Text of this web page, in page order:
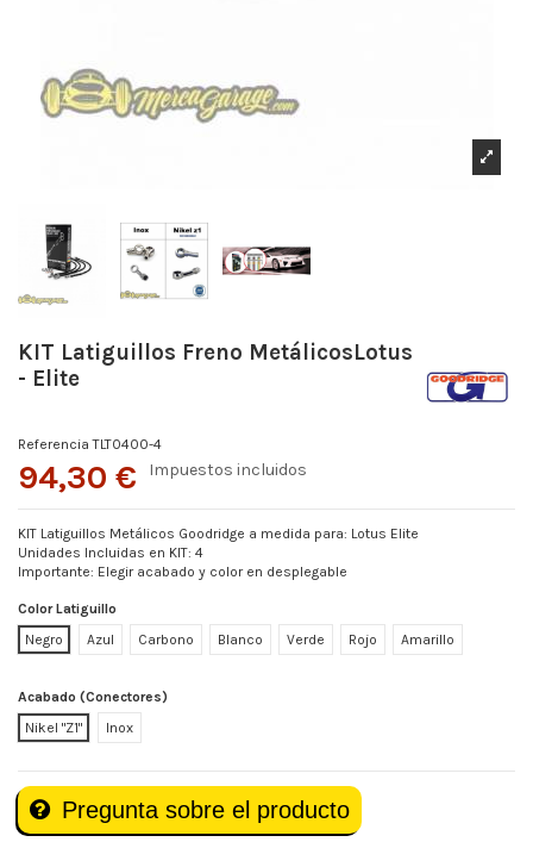
KIT Latiguillos Freno MetálicosLotus
- Elite
Referencia TLT0400-4
94,30 € Impuestos incluidos
KIT Latiguillos Metálicos Goodridge a medida para: Lotus Elite
Unidades Incluidas en KIT: 4
Importante: Elegir acabado y color en desplegable
Color Latiguillo
Negro
Azul Carbono Blanco Verde Rojo Amarillo
Acabado (Conectores)
Nikel "Z1"
Inox
Pregunta sobre el producto